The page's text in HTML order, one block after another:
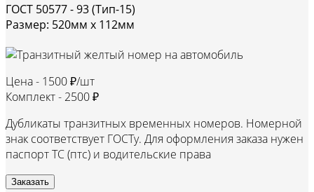
ГОСТ 50577 - 93 (Тип-15)
Размер: 520мм х 112мм
Цена - 1500 ₽/шт
Комплект - 2500 ₽
Дубликаты транзитных временных номеров. Номерной
знак соответствует ГОСТу. Для оформления заказа нужен
паспорт ТС (птс) и водительские права
Заказать